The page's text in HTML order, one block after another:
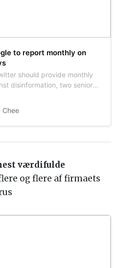
to report monthly on
should provide monthly
disinformation, two senior
spread of fake news.
Chee
værdifulde
og flere af firmaets